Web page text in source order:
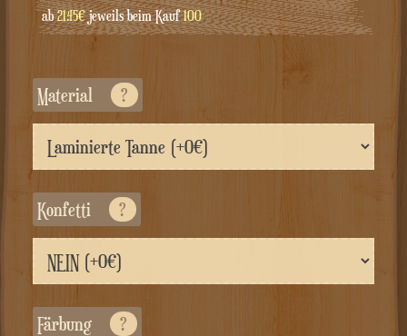
ab21.45€jeweils beim Kauf100
Material ?
Konfetti ?
Färbung ?